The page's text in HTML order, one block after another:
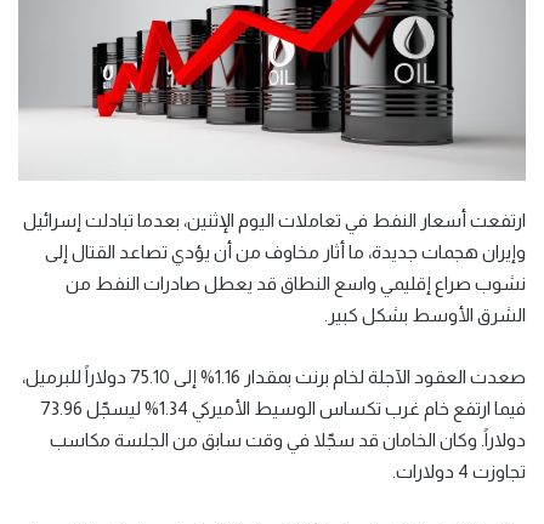
ارتفعت أسعار النفط في تعاملات اليوم الإثنين، بعدما تبادلت إسرائيل
وإيران هجمات جديدة، ما أثار مخاوف من أن يؤدي تصاعد القتال إلى
نشوب صراع إقليمي واسع النطاق قد يعطل صادرات النفط من
الشرق الأوسط بشكل كبير.
صعدت العقود الآجلة لخام برنت بمقدار 1.16% إلى 75.10 دولاراً للبرميل،
فيما ارتفع خام غرب تكساس الوسيط الأميركي 1.34% ليسجّل 73.96
دولاراً. وكان الخامان قد سجّلا في وقت سابق من الجلسة مكاسب
تجاوزت 4 دولارات.